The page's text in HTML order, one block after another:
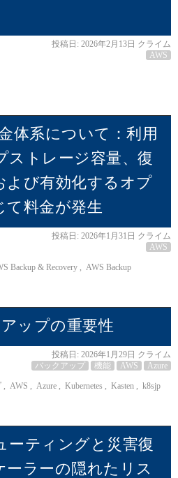
投稿日: 2026年2月13日 クライム
AWS
体系について：利用
ストレージ容量、復
よび有効化するオプ
て料金が発生
投稿日: 2026年1月31日 クライム
AWS
Backup & Recovery AWS Backup
ップの重要性
投稿日: 2026年1月29日 クライム
バックアップ
機能 AWS Azure
AWS Azure Kubernetes Kasten k8sjp
ーティングと災害復
ーラーの隠れたリス